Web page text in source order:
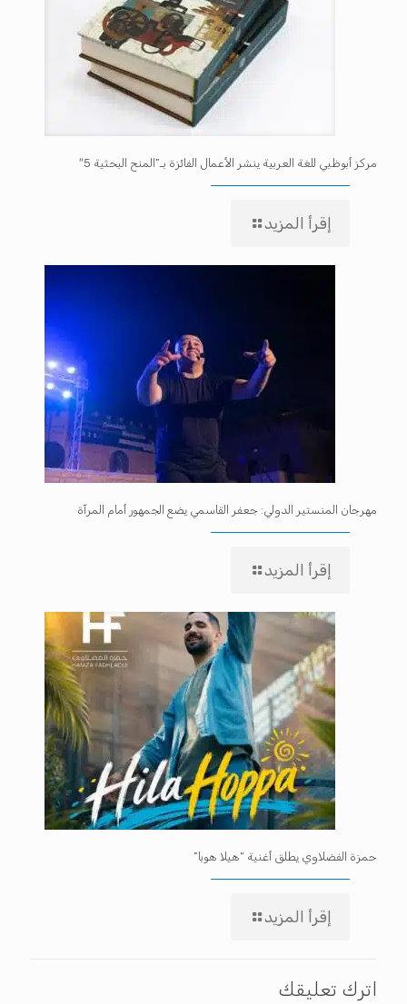
مركز أبوظبي للغة العربية ينشر الأعمال الفائزة بـ”المنح البحثية 5″
إقرأ المزيد
مهرجان المنستير الدولي: جعفر القاسمي يضع الجمهور أمام المرآة
إقرأ المزيد
حمزة الفضلاوي يطلق أغنية “هيلا هوبا”
إقرأ المزيد
اترك تعليقك